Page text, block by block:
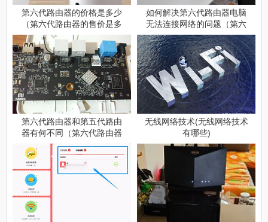
第六代路由器的价格是多少
（第六代路由器的售价是多
少）
如何解决第六代路由器电脑
无法连接网络的问题（第六
代路由器电脑无法上网怎么
办）
第六代路由器和第五代路由
器有何不同（第六代路由器
和第五代路由器的区别是什
么）
无线网络技术(无线网络技术
有哪些)